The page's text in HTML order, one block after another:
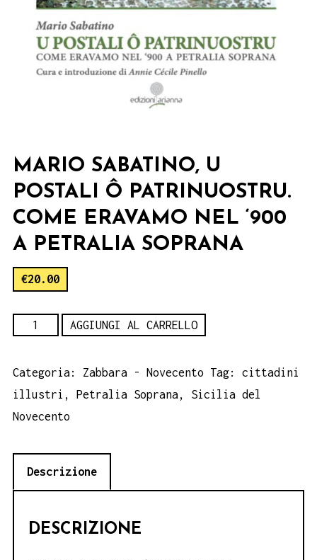
MARIO SABATINO, U
POSTALI Ô PATRINUOSTRU.
COME ERAVAMO NEL ‘900
A PETRALIA SOPRANA
€20.00
Mario
U
postali
ô
Come
eravamo
'900
AGGIUNGI AL CARRELLO
Categoria: Zabbara - Novecento Tag: cittadini
illustri , Petralia Soprana, Sicilia del
Novecento
Descrizione
DESCRIZIONE